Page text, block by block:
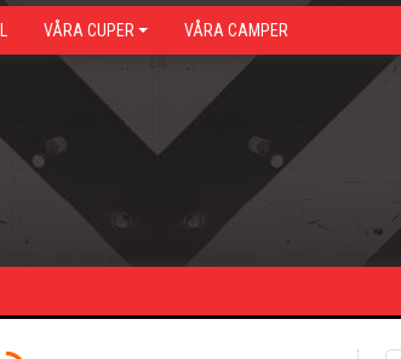
VÅRA CUPER VÅRA CAMPER